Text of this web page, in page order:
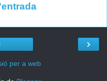
›
per a web